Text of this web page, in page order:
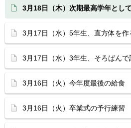
3月18日（木）次期最高学年とし
3月17日（水）5年生、直方体を作
3月17日（水）3年生、そろばんで
3月16日（火）今年度最後の給食
3月16日（火）卒業式の予行練習